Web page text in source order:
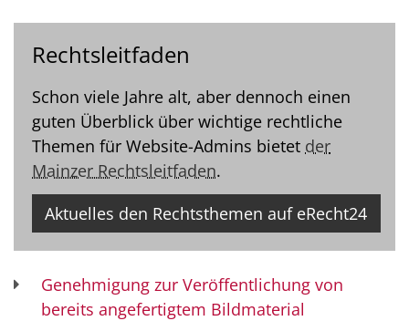
Rechtsleitfaden
Schon viele Jahre alt, aber dennoch einen
guten Überblick über wichtige rechtliche
Themen für Website-Admins bietet der
Mainzer Rechtsleitfaden.
Aktuelles den Rechtsthemen auf eRecht24
Genehmigung zur Veröffentlichung von
bereits angefertigtem Bildmaterial